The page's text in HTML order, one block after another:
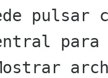
pulsar
para